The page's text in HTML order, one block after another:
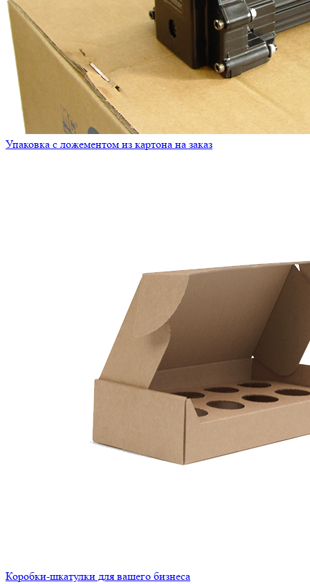
Упаковка с ложементом из картона на заказ
Коробки-шкатулки для вашего бизнеса